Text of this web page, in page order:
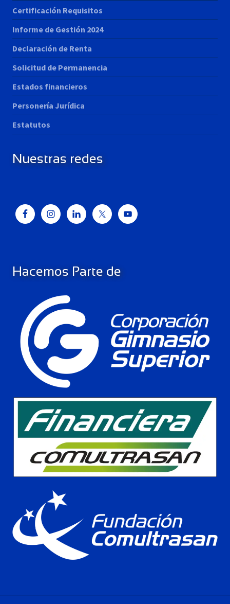
Certificación Requisitos
Informe de Gestión 2024
Declaración de Renta
Solicitud de Permanencia
Estados financieros
Personería Jurídica
Estatutos
Nuestras redes
Hacemos Parte de